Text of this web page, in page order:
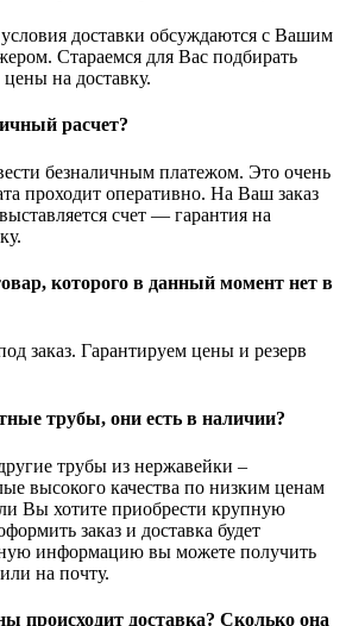
доставки обсуждаются с Вашим
Стараемся для Вас подбирать
на доставку.
расчет?
безналичным платежом. Это очень
проходит оперативно. На Ваш заказ
счет — гарантия на
которого в данный момент нет в
заказ. Гарантируем цены и резерв
трубы, они есть в наличии?
трубы из нержавейки –
высокого качества по низким ценам
Вы хотите приобрести крупную
заказ и доставка будет
информацию вы можете получить
на почту.
происходит доставка? Сколько она